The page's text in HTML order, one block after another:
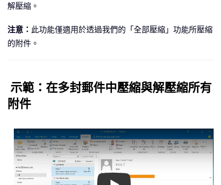
解壓縮。
注意： 此功能僅適用於透過我們的「全部壓縮」功能所壓縮
的附件。
示範：在多封郵件中壓縮與解壓縮所有
附件